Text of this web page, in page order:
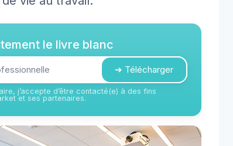
le livre blanc
➔ Télécharger
j’accepte d’être contacté(e) à des fins
et ses partenaires.